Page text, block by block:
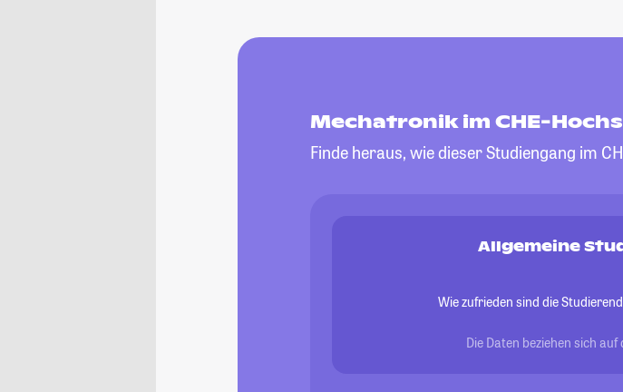
Mechatronik im CHE-
Finde heraus, wie dieser Studiengang im
Allgemeine
Wie zufrieden sind die
Die Daten beziehen sich